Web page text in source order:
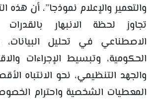
والتعمير والإعلام نموذجا”، أن هذه
تجاوز لحظة الانبهار بالقدرات
الاصطناعي في تحليل البيانات،
الحكومية، وتبسيط الإجراءات
والجهد التنظيمي، نحو الانتباه
المعطيات الشخصية واحترام